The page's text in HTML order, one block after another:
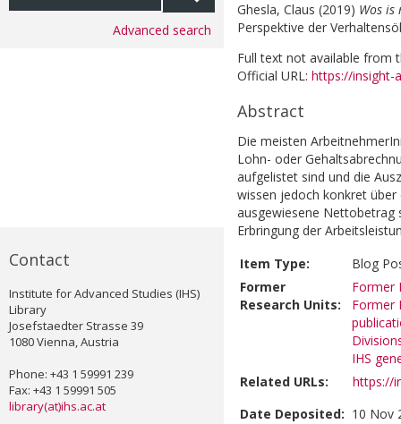
Advanced search
Contact
Institute for Advanced Studies (IHS)
Library
Josefstaedter Strasse 39
1080 Vienna, Austria
Phone: +43 1 59991 239
Fax: +43 1 59991 505
library(at)ihs.ac.at
Ghesla, Claus (2019) Wos is
Perspektive der
Full text not available from
Official URL: https://insight-
Abstract
Die meisten
Lohn- oder
aufgelistet sind und die
wissen jedoch konkret über
ausgewiesene Nettobetrag
Erbringung der
Item Type:
Blog
Former
Research Units:
Former
Former
IHS
Related URLs:
https://
Date Deposited: 10 Nov